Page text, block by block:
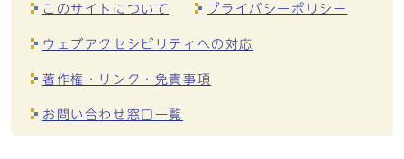
このサイトについて プライバシーポリシー
ウェブアクセシビリティへの対応
著作権・リンク・免責事項
お問い合わせ窓口一覧